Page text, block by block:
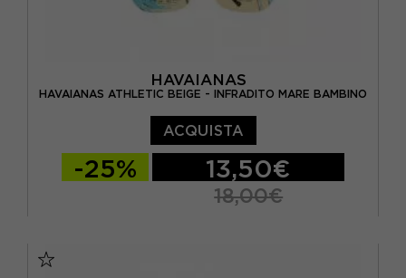
HAVAIANAS
HAVAIANAS ATHLETIC BEIGE - INFRADITO MARE BAMBINO
ACQUISTA
-25% 13,50€
18,00€